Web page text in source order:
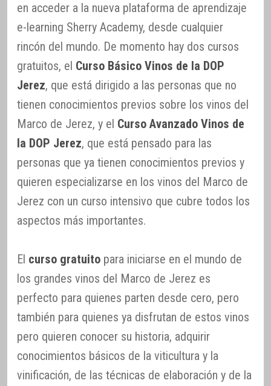
en acceder a la nueva plataforma de aprendizaje
e-learning Sherry Academy, desde cualquier
rincón del mundo. De momento hay dos cursos
gratuitos, el Curso Básico Vinos de la DOP
Jerez, que está dirigido a las personas que no
tienen conocimientos previos sobre los vinos del
Marco de Jerez, y el Curso Avanzado Vinos de
la DOP Jerez, que está pensado para las
personas que ya tienen conocimientos previos y
quieren especializarse en los vinos del Marco de
Jerez con un curso intensivo que cubre todos los
aspectos más importantes.
El curso gratuito para iniciarse en el mundo de
los grandes vinos del Marco de Jerez es
perfecto para quienes parten desde cero, pero
también para quienes ya disfrutan de estos vinos
pero quieren conocer su historia, adquirir
conocimientos básicos de la viticultura y la
vinificación, de las técnicas de elaboración y de la